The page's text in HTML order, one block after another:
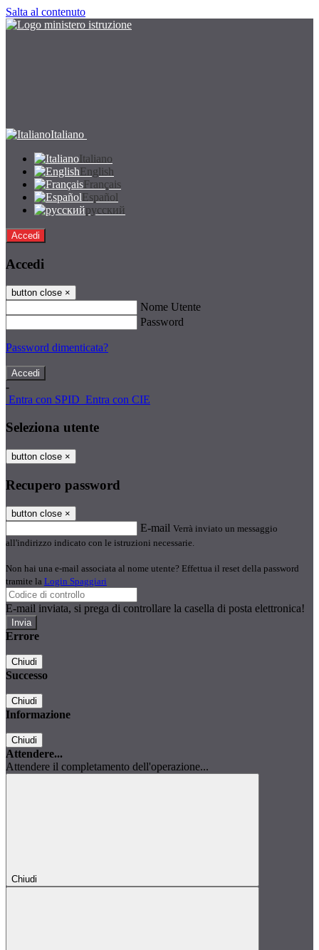
Salta al contenuto
Italiano
Italiano
English
Français
Español
русский
Accedi
Accedi
button close ×
Nome Utente
Password
Password dimenticata?
-
Entra con SPID Entra con CIE
Seleziona utente
button close ×
Recupero password
button close ×
E-mail Verrà inviato un messaggio
all'indirizzo indicato con le istruzioni necessarie.
Non hai una e-mail associata al nome utente? Effettua il reset della password
tramite la Login Spaggiari
E-mail inviata, si prega di controllare la casella di posta elettronica!
Errore
Chiudi
Successo
Chiudi
Informazione
Chiudi
Attendere...
Attendere il completamento dell'operazione...
Chiudi